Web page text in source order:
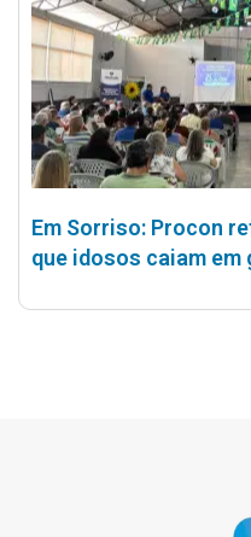
Em Sorriso: Procon
que idosos caiam